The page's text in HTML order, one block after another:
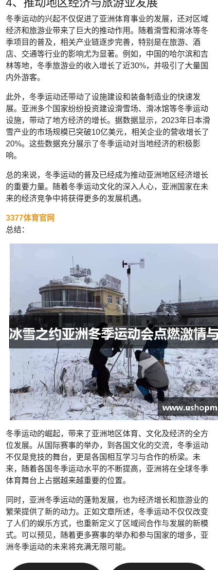
冬季运动的兴起不仅促进了亚洲体育事业的发展，还对区域
经济和旅游业带来了巨大的推动作用。随着滑雪和滑冰等冬
季项目的普及，相关产业链逐步完善，特别是在旅游、酒
店、交通等行业的影响尤为显著。例如，中国的哈尔滨和吉
林等地，冬季旅游业的收入增长了近30%，并吸引了大量国
内外游客。
此外，冬季运动还带动了设施建设和装备制造业的快速发
展。亚洲多个国家纷纷投资建设滑雪场、滑冰馆等冬季运动
设施，带动了地方经济的增长。据数据显示，2023年日本滑
雪产业的市场规模已突破10亿美元，相关企业的营收增长了
20%。这些数据充分展示了冬季运动对当地经济的积极影
响。
总的来说，冬季运动的普及已经成为推动亚洲地区经济增长
的重要力量。随着冬季运动文化的深入人心，亚洲国家在未
来的经济竞争中将获得更多的发展机遇。
3377体育官网
总结：
冬季运动的崛起，带来了亚洲地区体育、文化及经济的全方
位发展。从国际赛事的举办，到各国文化的交流，冬季运动
不仅是竞技的舞台，更是各国相互学习与合作的桥梁。未
来，随着各国冬季运动水平的不断提高，亚洲将在全球冬季
体育舞台上占据越来越重要的位置。
同时，亚洲冬季运动的蓬勃发展，也为经济增长和旅游业的
繁荣提供了新的动力。正如文章所述，冬季运动不仅仅改变
了人们的娱乐方式，也重新定义了区域间合作与发展的新模
式。可以预见，随着更多赛事的举办和参与国家的增多，亚
洲冬季运动的未来将充满无限可能。